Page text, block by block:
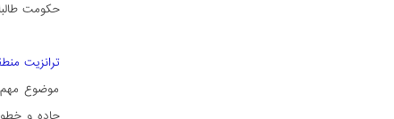
حکومت
ترانزیت
موضوع مهم